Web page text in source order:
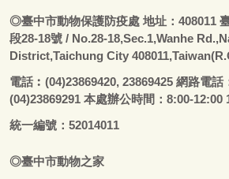
◎臺中市動物保護防疫處地址：408011
段28-18號 / No.28-18,Sec.1,Wanhe
District,Taichung City
電話︰ (04)23869420, 23869425 網路電話
(04)23869291 本處辦公時間：8:00-12:00
統一編號：52014011
◎臺中市動物之家